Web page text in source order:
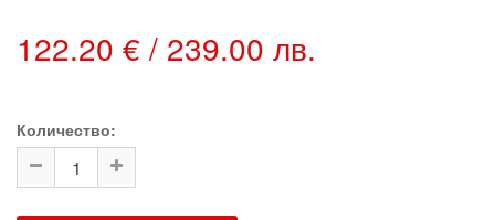
122.20 € / 239.00 лв.
Количество: